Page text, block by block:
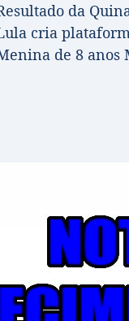
da
cria
de 8 anos